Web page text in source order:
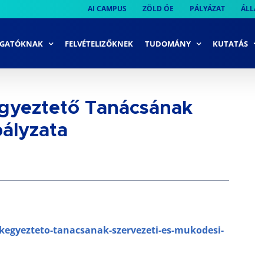
AI CAMPUS ZÖLD ÓE PÁLYÁZAT
FELVÉTELIZŐKNEK TUDOMÁNY KUTATÁS
Tanácsának
tanacsanak-szervezeti-es-mukodesi-